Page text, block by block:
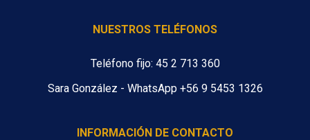
NUESTROS TELÉFONOS
Teléfono fijo: 45 2 713 360
Sara González - WhatsApp +56 9 5453 1326
INFORMACIÓN DE CONTACTO